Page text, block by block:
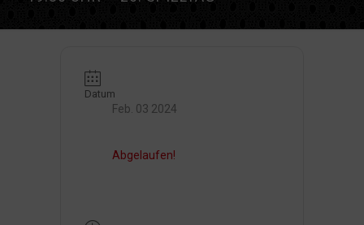
Datum
Feb. 03 2024
Abgelaufen!